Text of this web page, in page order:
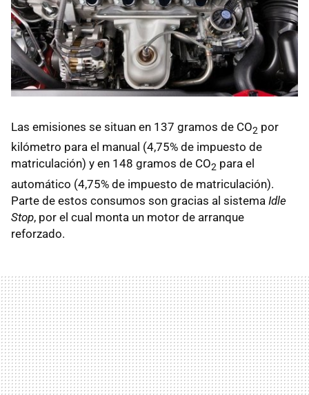
Las emisiones se situan en 137 gramos de CO2 por
kilómetro para el manual (4,75% de impuesto de
matriculación) y en 148 gramos de CO2 para el
automático (4,75% de impuesto de matriculación).
Parte de estos consumos son gracias al sistema Idle
Stop, por el cual monta un motor de arranque
reforzado.